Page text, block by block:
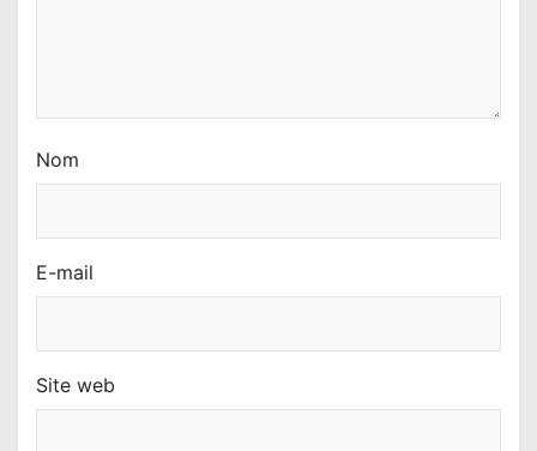
Nom
E-mail
Site web